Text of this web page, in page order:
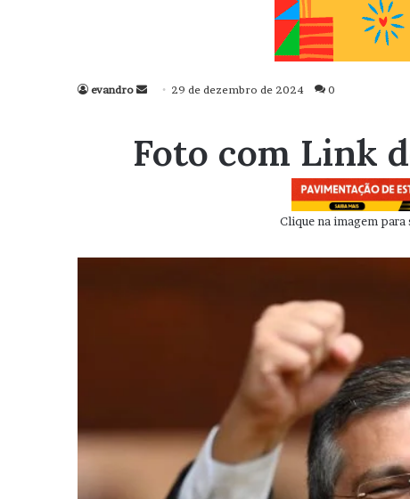
evandro
Mande
mail
29 de dezembro de 2024 0
Foto com Link
Clique na imagem